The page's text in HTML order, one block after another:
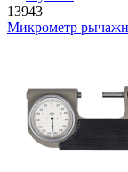
13943
Микрометр